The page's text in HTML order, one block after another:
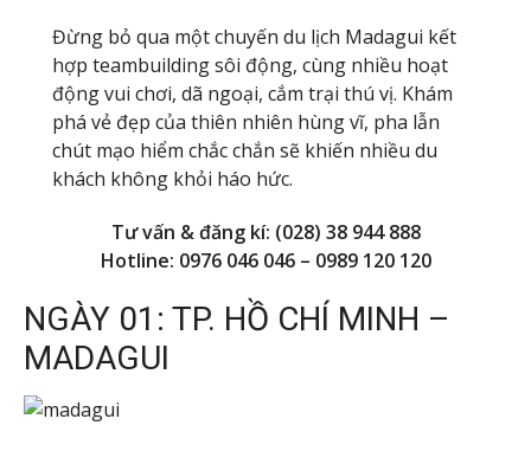
Đừng bỏ qua một chuyến du lịch Madagui kết
hợp teambuilding sôi động, cùng nhiều hoạt
động vui chơi, dã ngoại, cắm trại thú vị. Khám
phá vẻ đẹp của thiên nhiên hùng vĩ, pha lẫn
chút mạo hiểm chắc chắn sẽ khiến nhiều du
khách không khỏi háo hức.
Tư vấn & đăng kí: (028) 38 944 888
Hotline: 0976 046 046 – 0989 120 120
NGÀY 01: TP. HỒ CHÍ MINH –
MADAGUI